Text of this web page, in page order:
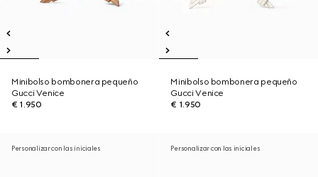
Minibolso bombonera pequeño
Gucci Venice
€ 1.950
Minibolso bombonera pequeño
Gucci Venice
€ 1.950
Personalizar con las iniciales Personalizar con las iniciales